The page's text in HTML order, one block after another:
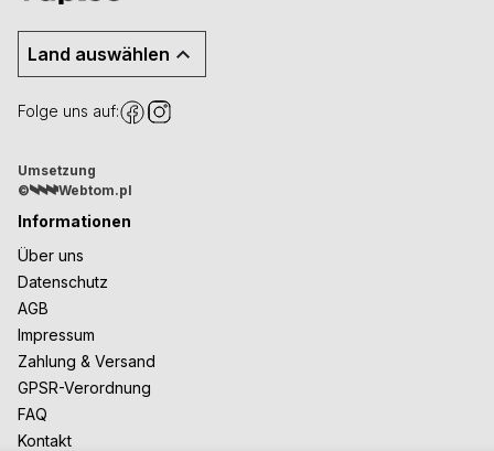
Land auswählen
Folge uns auf:
Umsetzung
©
Webtom.pl
Informationen
Über uns
Datenschutz
AGB
Impressum
Zahlung & Versand
GPSR-Verordnung
FAQ
Kontakt